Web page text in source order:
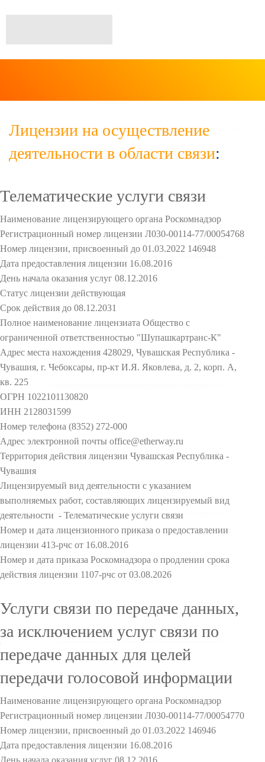
Лицензии на осуществление
деятельности в области связи:
Телематические услуги связи
Наименование лицензирующего органа Роскомнадзор
Регистрационный номер лицензии Л030-00114-77/00054768
Номер лицензии, присвоенный до 01.03.2022 146948
Дата предоставления лицензии 16.08.2016
День начала оказания услуг 08.12.2016
Статус лицензии действующая
Срок действия до 08.12.2031
Полное наименование лицензиата Общество с
ограниченной ответственностью "Шупашкартранс-К"
Адрес места нахождения 428029, Чувашская Республика -
Чувашия, г. Чебоксары, пр-кт И.Я. Яковлева, д. 2, корп. А,
кв. 225
ОГРН 1022101130820
ИНН 2128031599
Номер телефона (8352) 272-000
Адрес электронной почты office@etherway.ru
Территория действия лицензии Чувашская Республика -
Чувашия
Лицензируемый вид деятельности с указанием
выполняемых работ, составляющих лицензируемый вид
деятельности - Телематические услуги связи
Номер и дата лицензионного приказа о предоставлении
лицензии 413-рчс от 16.08.2016
Номер и дата приказа Роскомнадзора о продлении срока
действия лицензии 1107-рчс от 03.08.2026
Услуги связи по передаче данных,
за исключением услуг связи по
передаче данных для целей
передачи голосовой информации
Наименование лицензирующего органа Роскомнадзор
Регистрационный номер лицензии Л030-00114-77/00054770
Номер лицензии, присвоенный до 01.03.2022 146946
Дата предоставления лицензии 16.08.2016